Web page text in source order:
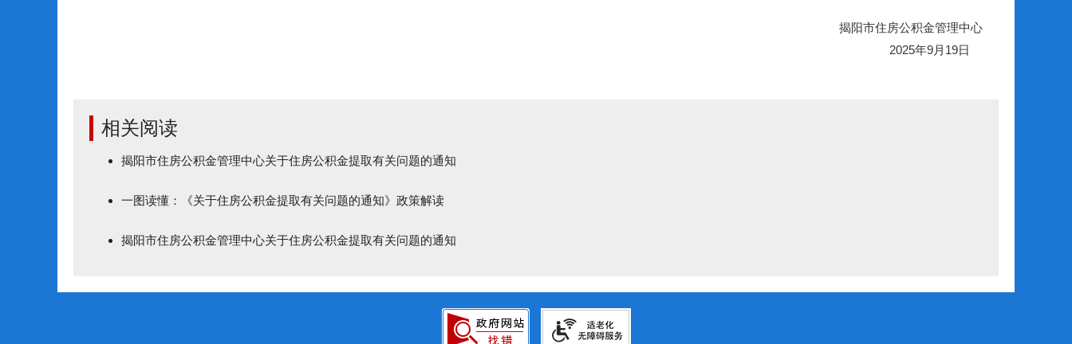
揭阳市住房公积金管理中心
2025年9月19日
相关阅读
揭阳市住房公积金管理中心关于住房公积金提取有关问题的通知
一图读懂：《关于住房公积金提取有关问题的通知》政策解读
揭阳市住房公积金管理中心关于住房公积金提取有关问题的通知